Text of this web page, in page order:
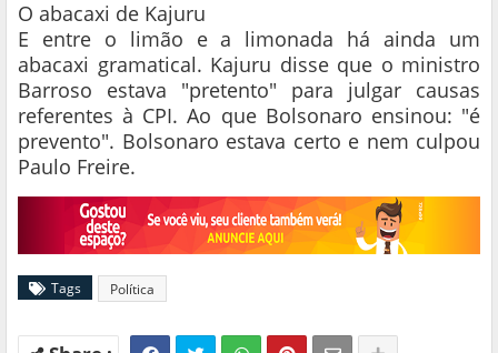
O abacaxi de Kajuru
E entre o limão e a limonada há ainda um
abacaxi gramatical. Kajuru disse que o ministro
Barroso estava "pretento" para julgar causas
referentes à CPI. Ao que Bolsonaro ensinou: "é
prevento". Bolsonaro estava certo e nem culpou
Paulo Freire.
Tags Política